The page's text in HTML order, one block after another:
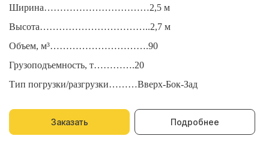
Ширина……………………………2,5 м
Высота……………………………..2,7 м
Объем, м³………………………….90
Грузоподъемность, т………….20
Тип погрузки/разгрузки………Вверх-Бок-Зад
Заказать Подробнее